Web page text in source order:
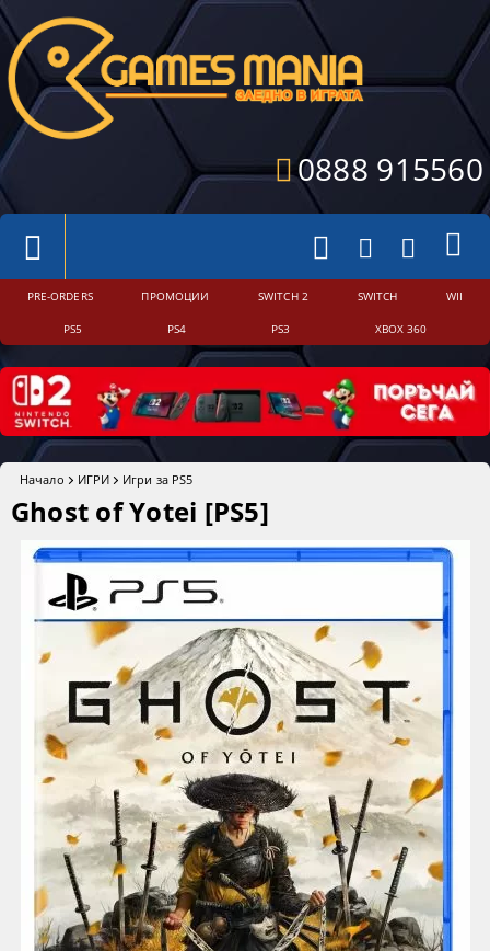
0888 915560
PRE-ORDERS ПРОМОЦИИ SWITCH 2 SWITCH WII
PS5 PS4 PS3 XBOX 360
Начало ИГРИ Игри за PS5
Ghost of Yotei [PS5]